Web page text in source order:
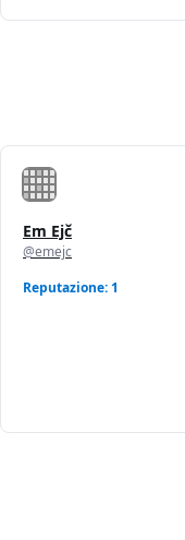
Em Ejč
@emejc
Reputazione: 1